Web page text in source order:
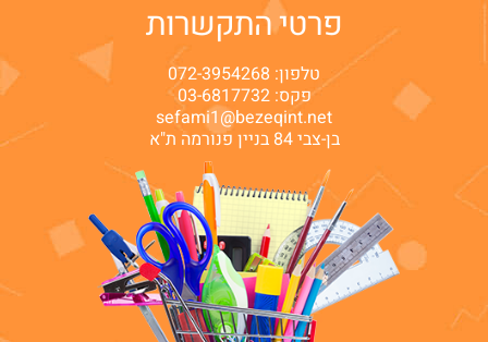
פרטי התקשרות
טלפון: 072-3954268
פקס: 03-6817732
sefami1@bezeqint.net